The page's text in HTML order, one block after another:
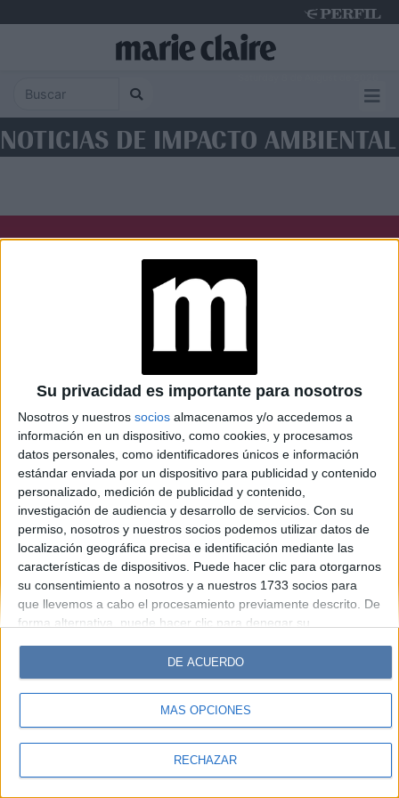
Su privacidad es importante para nosotros
Nosotros y nuestros socios almacenamos y/o accedemos a
información en un dispositivo, como cookies, y procesamos
datos personales, como identificadores únicos e información
estándar enviada por un dispositivo para publicidad y contenido
personalizado, medición de publicidad y contenido,
investigación de audiencia y desarrollo de servicios. Con su
permiso, nosotros y nuestros socios podemos utilizar datos de
localización geográfica precisa e identificación mediante las
características de dispositivos. Puede hacer clic para otorgarnos
su consentimiento a nosotros y a nuestros 1733 socios para
que llevemos a cabo el procesamiento previamente descrito. De
forma alternativa, puede hacer clic para denegar su
cambiar sus preferencias antes de otorgar su consentimiento.
Tenga en cuenta que algún procesamiento de sus datos
personales puede no requerir de su consentimiento, pero usted
tiene el derecho de rechazar tal procesamiento. Sus
sus preferencias o retirar su consentimiento en cualquier
MÁS OPCIONES
RECHAZAR
DE ACUERDO
NOTICIAS DE IMPACTO AMBIENTAL
Caras Noticias
Weekend Parabrisas
Look
Luz Mía Lunateen Break BATimes
© Perfil.com 2006-2019 - Todos los derechos reservados
Registro de Propiedad Intelectual: Nro. 5346433